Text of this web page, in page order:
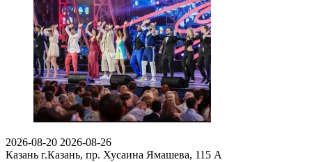
2026-08-20 2026-08-26
Казань г.Казань, пр. Хусаина Ямашева, 115 A